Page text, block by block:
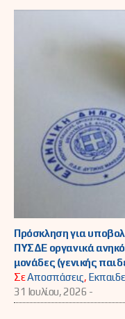
Πρόσκληση για
ΠΥΣΔΕ οργανικά
μονάδες (γενικής
ΣεΑποσπάσεις,
31 Ιουλίου, 2026 -